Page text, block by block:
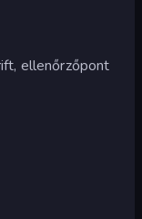
ellenőrzőpont